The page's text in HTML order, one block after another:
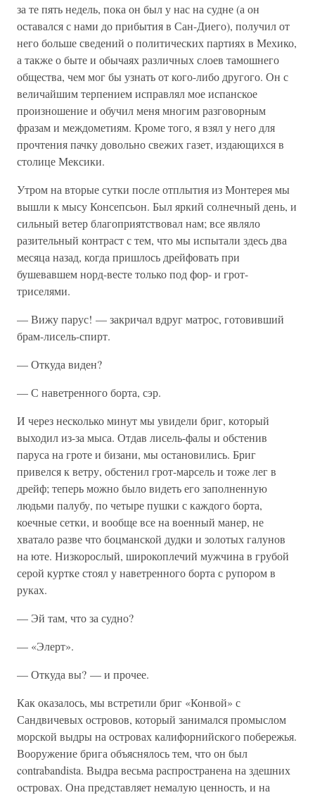
за те пять недель, пока он был у нас на судне (а он
оставался с нами до прибытия в Сан-Диего), получил от
него больше сведений о политических партиях в Мехико,
а также о быте и обычаях различных слоев тамошнего
общества, чем мог бы узнать от кого-либо другого. Он с
величайшим терпением исправлял мое испанское
произношение и обучил меня многим разговорным
фразам и междометиям. Кроме того, я взял у него для
прочтения пачку довольно свежих газет, издающихся в
столице Мексики.
Утром на вторые сутки после отплытия из Монтерея мы
вышли к мысу Консепсьон. Был яркий солнечный день, и
сильный ветер благоприятствовал нам; все являло
разительный контраст с тем, что мы испытали здесь два
месяца назад, когда пришлось дрейфовать при
бушевавшем норд-весте только под фор- и грот-
триселями.
— Вижу парус! — закричал вдруг матрос, готовивший
брам-лисель-спирт.
— Откуда виден?
— С наветренного борта, сэр.
И через несколько минут мы увидели бриг, который
выходил из-за мыса. Отдав лисель-фалы и обстенив
паруса на гроте и бизани, мы остановились. Бриг
привелся к ветру, обстенил грот-марсель и тоже лег в
дрейф; теперь можно было видеть его заполненную
людьми палубу, по четыре пушки с каждого борта,
коечные сетки, и вообще все на военный манер, не
хватало разве что боцманской дудки и золотых галунов
на юте. Низкорослый, широкоплечий мужчина в грубой
серой куртке стоял у наветренного борта с рупором в
руках.
— Эй там, что за судно?
— «Элерт».
— Откуда вы? — и прочее.
Как оказалось, мы встретили бриг «Конвой» с
Сандвичевых островов, который занимался промыслом
морской выдры на островах калифорнийского побережья.
Вооружение брига объяснялось тем, что он был
contrabandista. Выдра весьма распространена на здешних
островах. Она представляет немалую ценность, и на